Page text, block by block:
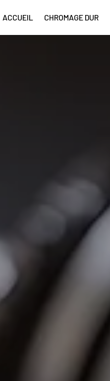
ACCUEIL CHROMAGE DUR